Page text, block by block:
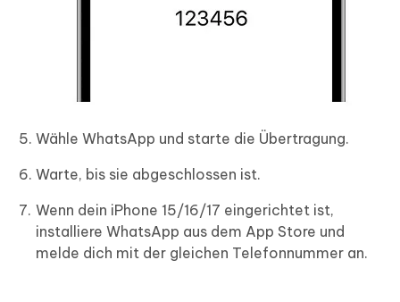
Wähle WhatsApp und starte die Übertragung.
Warte, bis sie abgeschlossen ist.
Wenn dein iPhone 15/16/17 eingerichtet ist,
installiere WhatsApp aus dem App Store und
melde dich mit der gleichen Telefonnummer an.